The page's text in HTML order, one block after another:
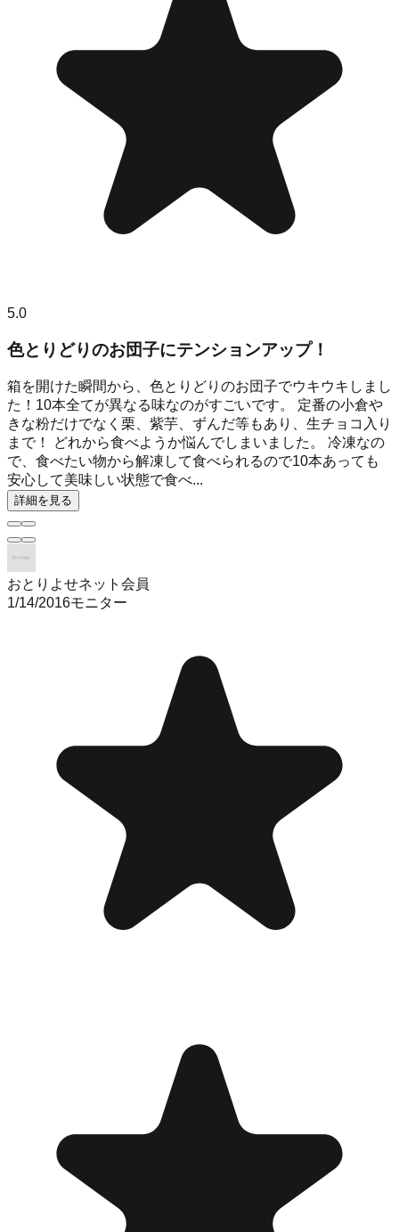
5.0
色とりどりのお団子にテンションアップ！
箱を開けた瞬間から、色とりどりのお団子でウキウキしまし
た！10本全てが異なる味なのがすごいです。 定番の小倉や
きな粉だけでなく栗、紫芋、ずんだ等もあり、生チョコ入り
まで！ どれから食べようか悩んでしまいました。 冷凍なの
で、食べたい物から解凍して食べられるので10本あっても
安心して美味しい状態で食べ...
詳細を見る
おとりよせネット会員
1/14/2016モニター